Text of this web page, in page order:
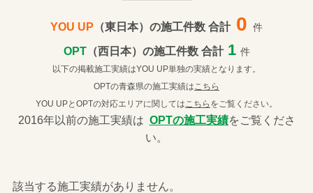
YOU UP （東日本）の施工件数 合計 0 件
OPT（西日本）の施工件数 合計 1 件
以下の掲載施工実績はYOU UP単独の実績となります。
OPTの青森県の施工実績はこちら
YOU UPとOPTの対応エリアに関してはこちら をご覧ください。
2016年以前の施工実績は OPTの施工実績をご覧くださ
い。
該当する施工実績がありません。